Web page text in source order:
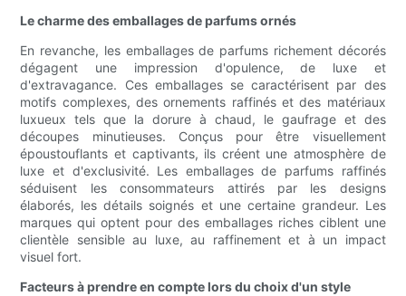
Le charme des emballages de parfums ornés
En revanche, les emballages de parfums richement décorés
dégagent une impression d'opulence, de luxe et
d'extravagance. Ces emballages se caractérisent par des
motifs complexes, des ornements raffinés et des matériaux
luxueux tels que la dorure à chaud, le gaufrage et des
découpes minutieuses. Conçus pour être visuellement
époustouflants et captivants, ils créent une atmosphère de
luxe et d'exclusivité. Les emballages de parfums raffinés
séduisent les consommateurs attirés par les designs
élaborés, les détails soignés et une certaine grandeur. Les
marques qui optent pour des emballages riches ciblent une
clientèle sensible au luxe, au raffinement et à un impact
visuel fort.
Facteurs à prendre en compte lors du choix d'un style